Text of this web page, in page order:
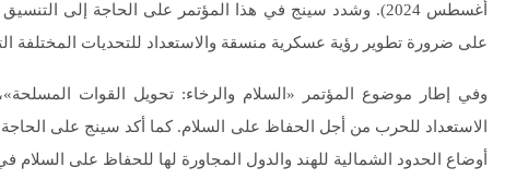
أغسطس 2024). وشدد سينج في هذا المؤتمر على الحاجة إلى
على ضرورة تطوير رؤية عسكرية منسقة والاستعداد للتحديات المختلفة
وفي إطار موضوع المؤتمر «السلام والرخاء: تحويل القوات
الاستعداد للحرب من أجل الحفاظ على السلام. كما أكد سينج على
أوضاع الحدود الشمالية للهند والدول المجاورة لها للحفاظ على السلام